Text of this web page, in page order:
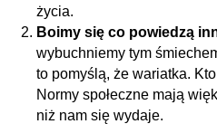
życia.
Boimy się co powiedzą
wybuchniemy tym
to pomyślą, że wariatka.
Normy społeczne mają
niż nam się wydaje.